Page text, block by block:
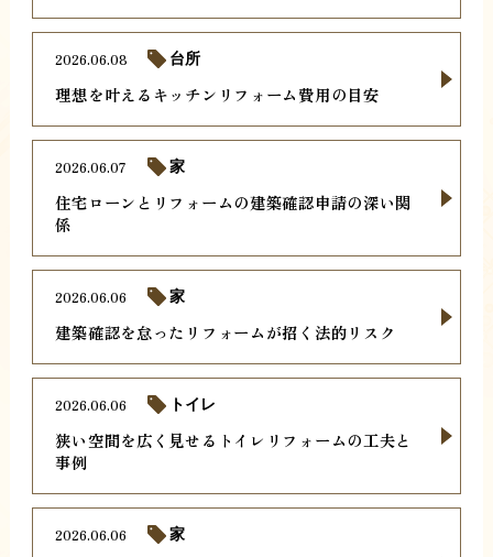
理想を叶えるキッチンリフォーム費用の目安
2026.06.08 台所
住宅ローンとリフォームの建築確認申請の深い関
係
2026.06.07 家
建築確認を怠ったリフォームが招く法的リスク
2026.06.06 家
狭い空間を広く見せるトイレリフォームの工夫と
事例
2026.06.06 トイレ
2026.06.06 家